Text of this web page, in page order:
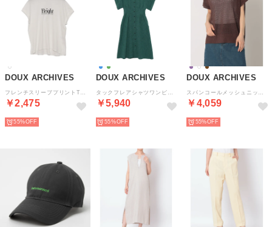
DOUX ARCHIVES
￥2,475
55%
DOUX ARCHIVES
￥5,940
55%
DOUX ARCHIVES
￥4,059
55%